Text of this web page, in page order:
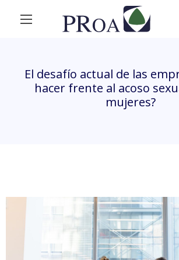
El desafío actual de las
hacer frente al acoso
mujeres?